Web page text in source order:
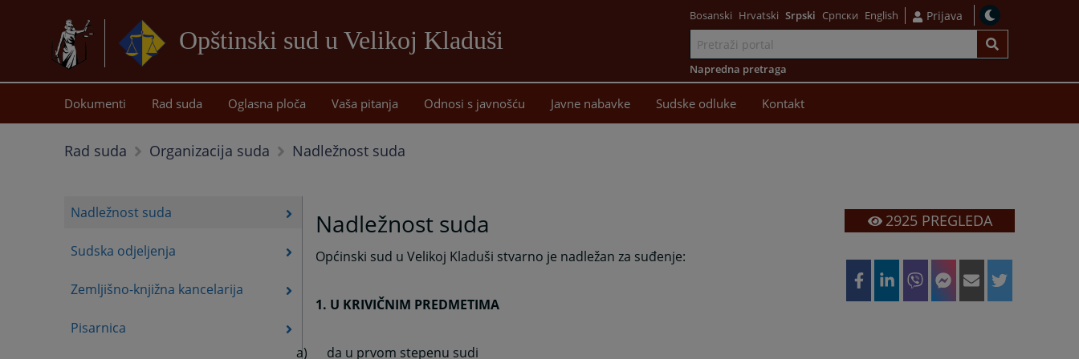
Opštinski sud u Velikoj Kladuši
sadržaj
Bosanski Hrvatski Srpski Српски English Prijava
Napredna pretraga
Dokumenti Rad suda Oglasna ploča Vaša pitanja Odnosi s javnošću Javne nabavke Sudske odluke Kontakt
Rad suda Organizacija suda Nadležnost suda
Nadležnost suda
Sudska odjeljenja
Zemljišno-knjižna kancelarija
Pisarnica
Nadležnost suda
Općinski sud u Velikoj Kladuši stvarno je nadležan za suđenje:
1. U KRIVIČNIM PREDMETIMA
a)
da u prvom stepenu sudi
2925PREGLEDA